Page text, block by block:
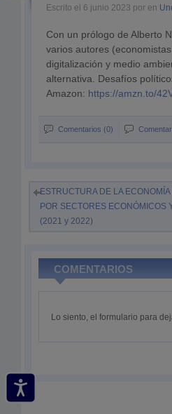
Escrito el 6 junio 2023 por en
Con un prólogo de Alberto
varios autores
digitalización y medio
alternativa. Desafíos
Amazon: https://amzn.to/
Comentarios (0)
ESTRUCTURA DE LA
POR SECTORES ECONÓMICOS
(2021 y 2022)
COMENTARIOS
Lo siento, el formulario para